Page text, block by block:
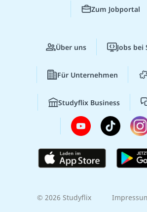
Zum Jobportal
Über uns Jobs bei
Für Unternehmen
Studyflix Business
© 2026 Studyflix